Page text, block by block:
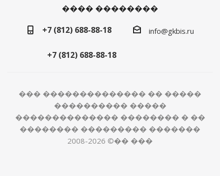
���� ��������
+7 (812) 688-88-18
+7 (812) 688-88-18
info@gkbis.ru
��� �������������� �� �����
���������� �����
�������������� �������� � ��
�������� ��������� �������
2008-2026 ©�� ���